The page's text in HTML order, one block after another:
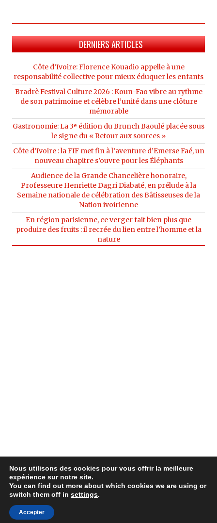
DERNIERS ARTICLES
Côte d’Ivoire: Florence Kouadio appelle à une
responsabilité collective pour mieux éduquer les enfants
Bradrè Festival Culture 2026 : Koun-Fao vibre au rythme
de son patrimoine et célèbre l’unité dans une clôture
mémorable
Gastronomie: La 3ᵉ édition du Brunch Baoulé placée sous
le signe du « Retour aux sources »
Côte d’Ivoire : la FIF met fin à l’aventure d’Emerse Faé, un
nouveau chapitre s’ouvre pour les Éléphants
Audience de la Grande Chancelière honoraire,
Professeure Henriette Dagri Diabaté, en prélude à la
Semaine nationale de célébration des Bâtisseuses de la
Nation ivoirienne
En région parisienne, ce verger fait bien plus que
produire des fruits : il recrée du lien entre l’homme et la
nature
© Copyright 2007-2025 100%Culture - Edité par
Nous utilisons des cookies pour vous offrir la meilleure
expérience sur notre site.
You can find out more about which cookies we are using or
switch them off in settings.
Accepter